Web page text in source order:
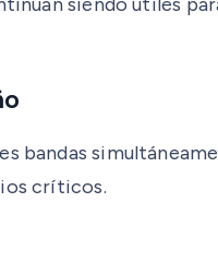
bandas
críticos.